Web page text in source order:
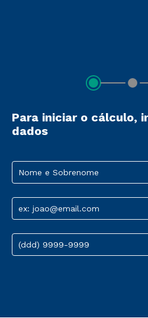
Para iniciar o cálculo,
dados
Nome e Sobrenome
ex: joao@email.com
(ddd) 9999-9999